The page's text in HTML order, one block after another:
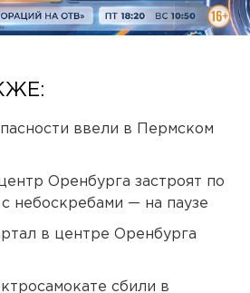
ввели в Пермском
Оренбурга застроят по
небоскребами — на паузе
в центре Оренбурга
сбили в